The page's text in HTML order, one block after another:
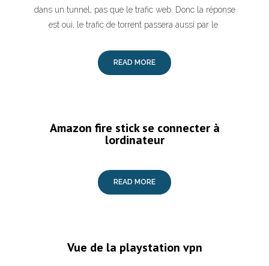
dans un tunnel, pas que le trafic web. Donc la réponse
est oui, le trafic de torrent passera aussi par le
READ MORE
Amazon fire stick se connecter à
lordinateur
READ MORE
Vue de la playstation vpn